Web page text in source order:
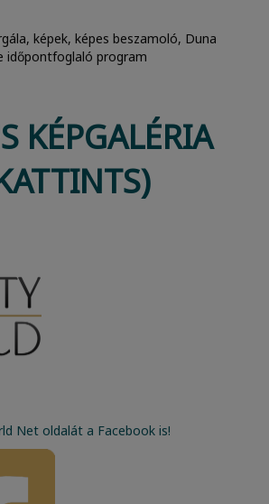
KÉPGALÉRIA
Net oldalát a Facebook is!